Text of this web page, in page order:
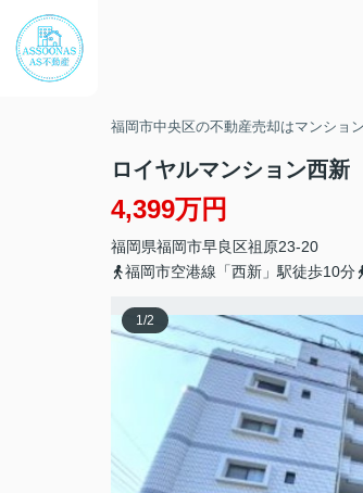
福岡市中央区の不動産売却はマンショ
ロイヤルマンション西新
4,399万円
福岡県福岡市早良区祖原23-20
福岡市空港線「西新」駅徒歩10分
1/2